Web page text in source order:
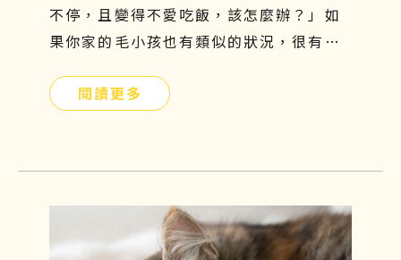
不停，且變得不愛吃飯，該怎麼辦？」如
果你家的毛小孩也有類似的狀況，很有可
響貓咪的食慾及健康，因此這個問題不能
治療！
閱讀更多